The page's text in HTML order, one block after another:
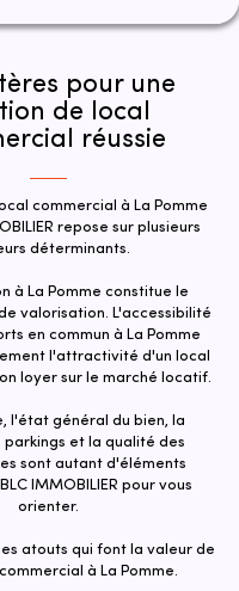
pour une
de local
réussie
commercial à La Pomme
repose sur plusieurs
déterminants.
à La Pomme constitue le
valorisation. L'accessibilité
en commun à La Pomme
l'attractivité d'un local
loyer sur le marché locatif.
l'état général du bien, la
parkings et la qualité des
sont autant d'éléments
IMMOBILIER pour vous
orienter.
atouts qui font la valeur de
à La Pomme.